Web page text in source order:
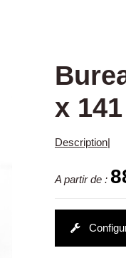
x
Description|
A partir de :